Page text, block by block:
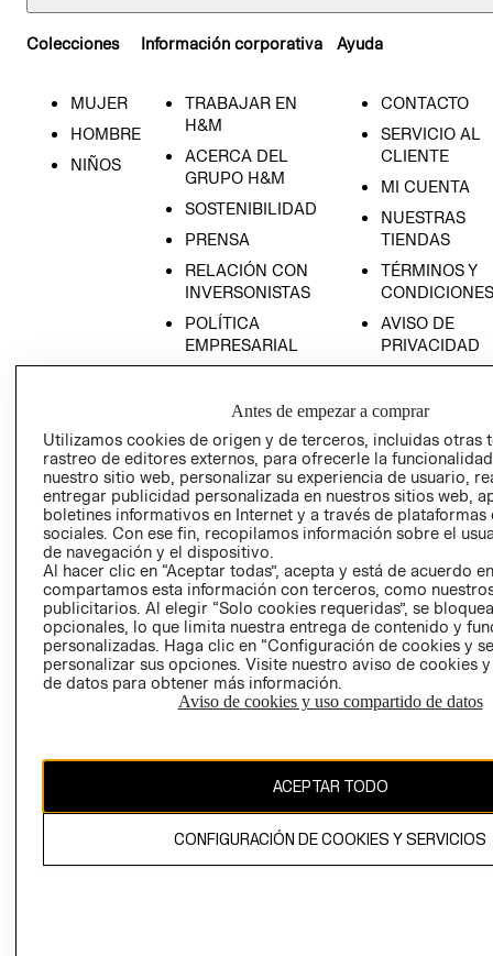
Colecciones
MUJER
HOMBRE
NIÑOS
Información corporativa
TRABAJAR EN
H&M
ACERCA DEL
GRUPO H&M
SOSTENIBILIDAD
PRENSA
RELACIÓN CON
INVERSONISTAS
POLÍTICA
EMPRESARIAL
Ayuda
CONTACTO
SERVICIO AL
CLIENTE
MI CUENTA
NUESTRAS
TIENDAS
TÉRMINOS Y
CONDICIONES
AVISO DE
PRIVACIDAD
AVISO DE
LIBRO DE
Ecuador ($)
CAMBIAR REGIÓN
propiedad de H&M Hennes & Mauritz AB.
Antes de empezar a comprar
Utilizamos cookies de origen y de terceros, incluidas otras
rastreo de editores externos, para ofrecerle la
nuestro sitio web, personalizar su experiencia de usuario,
entregar publicidad personalizada en nuestros sitios web,
boletines informativos en Internet y a través de plataformas
sociales. Con ese fin, recopilamos información sobre el
de navegación y el dispositivo.
Al hacer clic en “Aceptar todas”, acepta y está de acuerdo
compartamos esta información con terceros, como
publicitarios. Al elegir “Solo cookies requeridas”, se
opcionales, lo que limita nuestra entrega de contenido y
personalizadas. Haga clic en “Configuración de cookies y
personalizar sus opciones. Visite nuestro aviso de cookies
de datos para obtener más información.
Aviso de cookies y uso compartido de datos
ACEPTAR TODO
CONFIGURACIÓN DE COOKIES Y SERVICIOS